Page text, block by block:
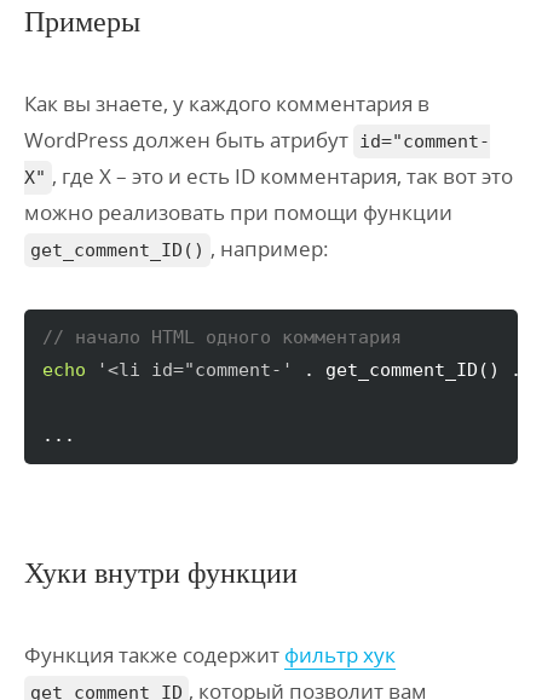
Примеры
Как вы знаете, у каждого комментария в
WordPress должен быть атрибут id="comment-
X" , где X – это и есть ID комментария, так вот это
можно реализовать при помощи функции
get_comment_ID() , например:
// начало HTML одного комментария
echo
'<li id="comment-' . get_comment_ID ( ) .
...
Хуки внутри функции
Функция также содержит фильтр хук
get_comment_ID , который позволит вам